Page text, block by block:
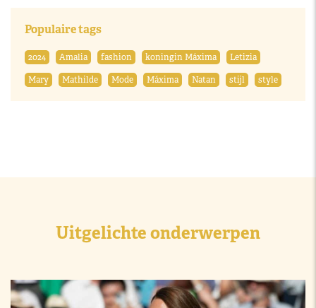
Populaire tags
2024 Amalia fashion koningin Máxima
Letizia
Mary
Mathilde Mode Máxima Natan stijl style
Uitgelichte onderwerpen